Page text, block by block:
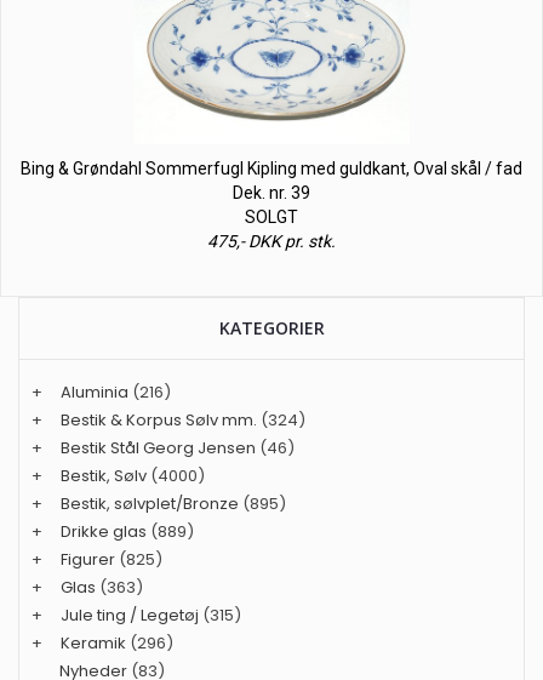
Bing & Grøndahl Sommerfugl Kipling med guldkant, Oval skål / fad
Dek. nr. 39
SOLGT
475,- DKK pr. stk.
KATEGORIER
+ Aluminia (216)
+
Bestik & Korpus Sølv mm. (324)
+
Bestik Stål Georg Jensen (46)
+
Bestik, Sølv (4000)
+
Bestik, sølvplet/Bronze (895)
+
Drikke glas (889)
+
Figurer (825)
+
Glas (363)
+
Jule ting / Legetøj (315)
+
Keramik (296)
Nyheder (83)